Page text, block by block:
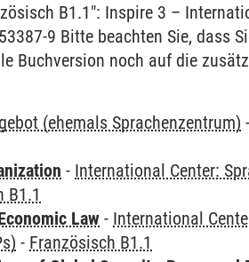
B1.1": Inspire 3 –
9 Bitte beachten Sie, dass
Buchversion noch auf die
(ehemals Sprachenzentrum) -
- International Center:
B1.1
Law - International
- Französisch B1.1